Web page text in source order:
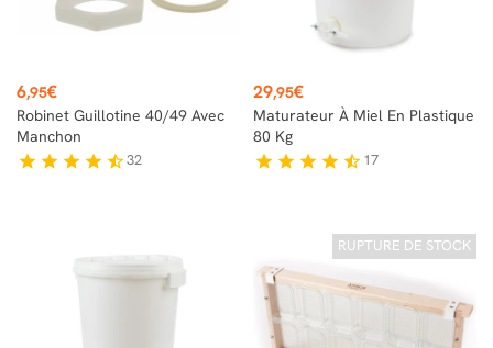
Prix
6,95€
Robinet Guillotine 40/49 Avec
Manchon
star star star star star_half32
Prix
29,95€
Maturateur À Miel En Plastique
80 Kg
star star star star star_half 17
RUPTURE DE STOCK